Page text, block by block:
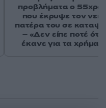
προβλήματα ο
που έκρυψε τον
πατέρα του σε
– «Δεν είπε ποτέ ότι
έκανε για τα